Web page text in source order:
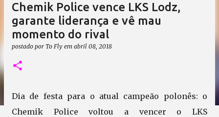
Chemik Police vence LKS Lodz,
garante liderança e vê mau
momento do rival
postado por To Fly em abril 08, 2018
Dia de festa para o atual campeão polonês: o
Chemik Police voltou a vencer o LKS